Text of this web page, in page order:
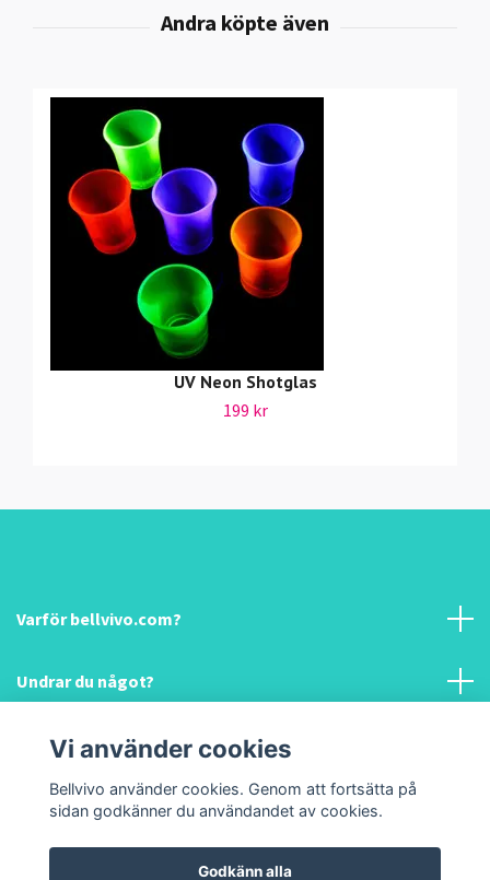
UV Neon Shotglas
199 kr
Varför bellvivo.com?
Undrar du något?
Information & hjälp!
Sociala medier
Vi använder cookies
Bellvivo använder cookies. Genom att fortsätta på
sidan godkänner du användandet av cookies.
Godkänn alla